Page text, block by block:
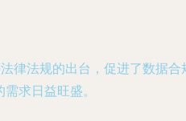
律法规的出台，促进了数据
求日益旺盛。